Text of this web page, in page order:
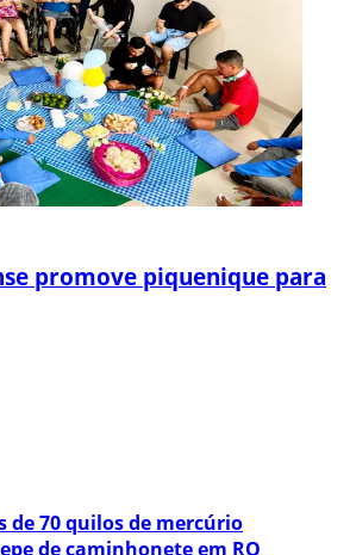
promove piquenique para
de 70 quilos de mercúrio
de caminhonete em RO